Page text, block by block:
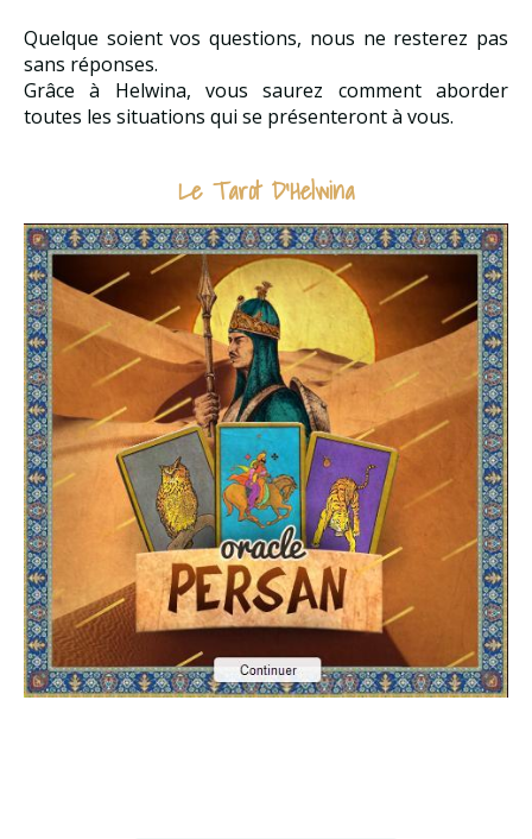
Quelque soient vos questions, nous ne resterez pas
sans réponses.
Grâce à Helwina, vous saurez comment aborder
toutes les situations qui se présenteront à vous.
Le Tarot D'Helwina